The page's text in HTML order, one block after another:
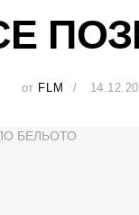
от FLM